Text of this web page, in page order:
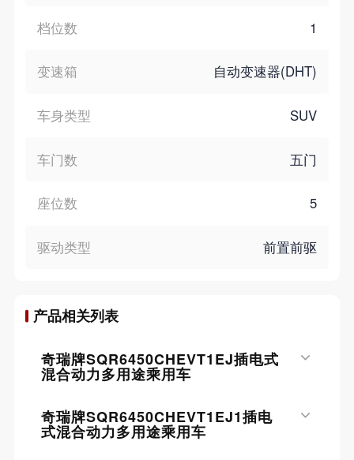
档位数 1
变速箱 自动变速器(DHT)
车身类型 SUV
车门数 五门
座位数 5
驱动类型 前置前驱
产品相关列表
奇瑞牌SQR6450CHEVT1EJ插电式
混合动力多用途乘用车
奇瑞牌SQR6450CHEVT1EJ1插电
式混合动力多用途乘用车